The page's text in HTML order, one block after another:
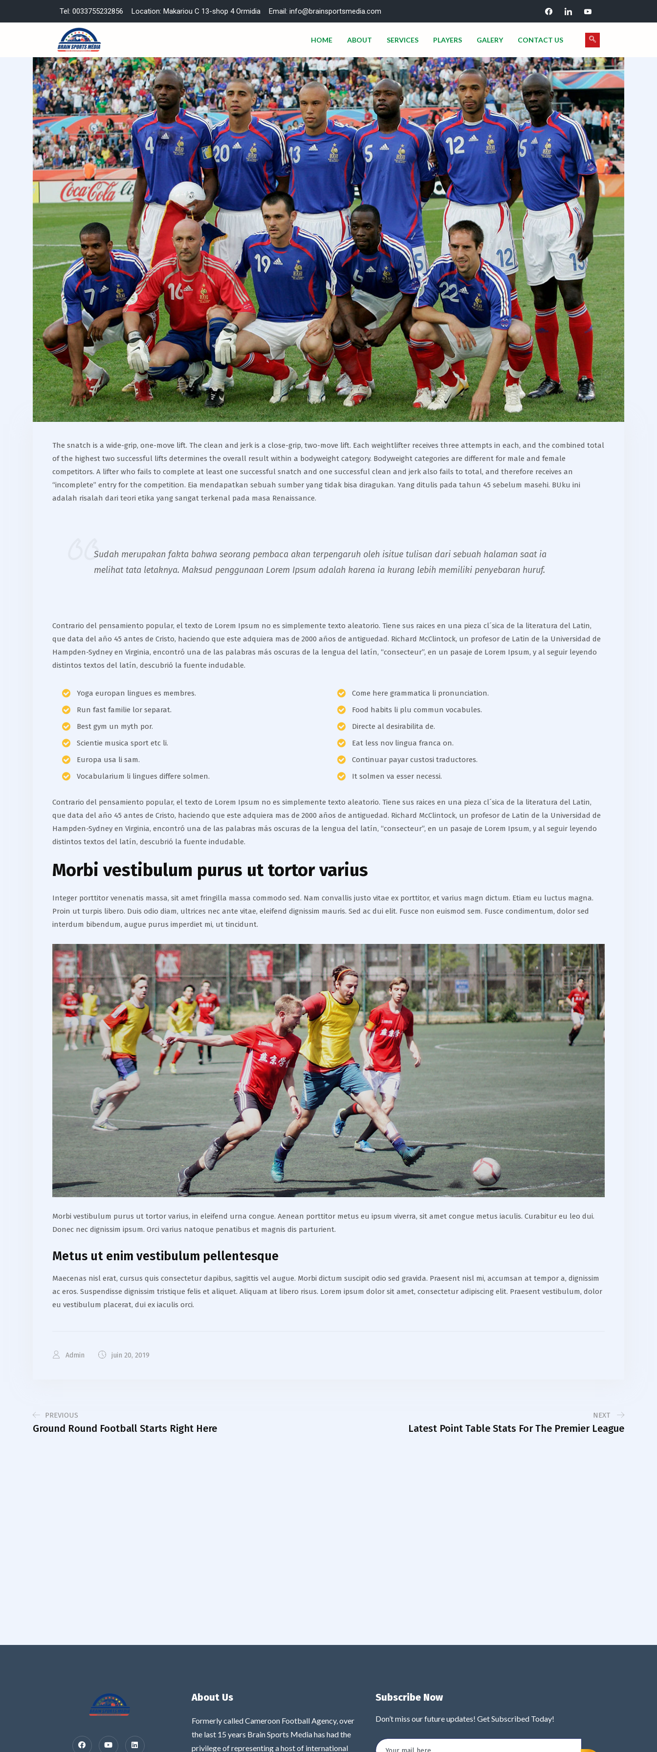
Tel: 0033755232856 Location: Makariou C 13-shop 4 Ormidia Email: info@brainsportsmedia.com
HOME ABOUT SERVICES PLAYERS GALERY CONTACT US
The snatch is a wide-grip, one-move lift. The clean and jerk is a close-grip, two-move lift. Each weightlifter receives three attempts in each, and the combined total
of the highest two successful lifts determines the overall result within a bodyweight category. Bodyweight categories are different for male and female
competitors. A lifter who fails to complete at least one successful snatch and one successful clean and jerk also fails to total, and therefore receives an
“incomplete” entry for the competition. Eia mendapatkan sebuah sumber yang tidak bisa diragukan. Yang ditulis pada tahun 45 sebelum masehi. BUku ini
adalah risalah dari teori etika yang sangat terkenal pada masa Renaissance.
Sudah merupakan fakta bahwa seorang pembaca akan terpengaruh oleh isitue tulisan dari sebuah halaman saat ia
melihat tata letaknya. Maksud penggunaan Lorem Ipsum adalah karena ia kurang lebih memiliki penyebaran huruf.
Contrario del pensamiento popular, el texto de Lorem Ipsum no es simplemente texto aleatorio. Tiene sus raices en una pieza cl´sica de la literatura del Latin,
que data del año 45 antes de Cristo, haciendo que este adquiera mas de 2000 años de antiguedad. Richard McClintock, un profesor de Latin de la Universidad de
Hampden-Sydney en Virginia, encontró una de las palabras más oscuras de la lengua del latín, “consecteur”, en un pasaje de Lorem Ipsum, y al seguir leyendo
distintos textos del latín, descubrió la fuente indudable.
Yoga europan lingues es membres.
Run fast familie lor separat.
Best gym un myth por.
Scientie musica sport etc li.
Europa usa li sam.
Vocabularium li lingues differe solmen.
Come here grammatica li pronunciation.
Food habits li plu commun vocabules.
Directe al desirabilita de.
Eat less nov lingua franca on.
Continuar payar custosi traductores.
It solmen va esser necessi.
Contrario del pensamiento popular, el texto de Lorem Ipsum no es simplemente texto aleatorio. Tiene sus raices en una pieza cl´sica de la literatura del Latin,
que data del año 45 antes de Cristo, haciendo que este adquiera mas de 2000 años de antiguedad. Richard McClintock, un profesor de Latin de la Universidad de
Hampden-Sydney en Virginia, encontró una de las palabras más oscuras de la lengua del latín, “consecteur”, en un pasaje de Lorem Ipsum, y al seguir leyendo
distintos textos del latín, descubrió la fuente indudable.
Morbi vestibulum purus ut tortor varius
Integer porttitor venenatis massa, sit amet fringilla massa commodo sed. Nam convallis justo vitae ex porttitor, et varius magn dictum. Etiam eu luctus magna.
Proin ut turpis libero. Duis odio diam, ultrices nec ante vitae, eleifend dignissim mauris. Sed ac dui elit. Fusce non euismod sem. Fusce condimentum, dolor sed
interdum bibendum, augue purus imperdiet mi, ut tincidunt.
Morbi vestibulum purus ut tortor varius, in eleifend urna congue. Aenean porttitor metus eu ipsum viverra, sit amet congue metus iaculis. Curabitur eu leo dui.
Donec nec dignissim ipsum. Orci varius natoque penatibus et magnis dis parturient.
Metus ut enim vestibulum pellentesque
Maecenas nisl erat, cursus quis consectetur dapibus, sagittis vel augue. Morbi dictum suscipit odio sed gravida. Praesent nisl mi, accumsan at tempor a, dignissim
ac eros. Suspendisse dignissim tristique felis et aliquet. Aliquam at libero risus. Lorem ipsum dolor sit amet, consectetur adipiscing elit. Praesent vestibulum, dolor
eu vestibulum placerat, dui ex iaculis orci.
Admin juin 20, 2019
PREVIOUS
Ground Round Football Starts Right Here
NEXT
Latest Point Table Stats For The Premier League
About Us
Formerly called Cameroon Football Agency, over
the last 15 years Brain Sports Media has had the
privilege of representing a host of international
Subscribe Now
Don’t miss our future updates! Get Subscribed Today!